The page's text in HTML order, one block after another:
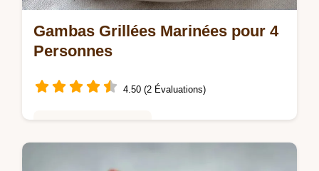
Gambas Grillées Marinées pour 4
Personnes
4.50 (2 Évaluations)